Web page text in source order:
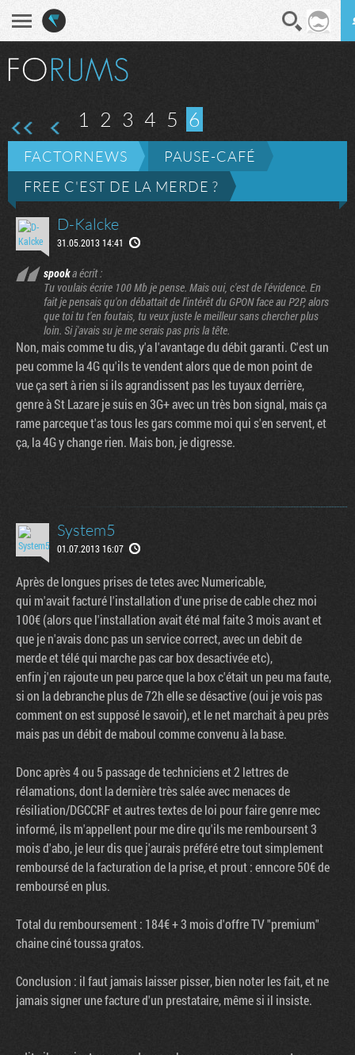
1 2 3 4 5 6
FACTORNEWS
PAUSE-CAFÉ
FREE C'EST DE LA MERDE ?
D-Kalcke
31.05.2013 14:41
spooka écrit :
Tu voulais écrire 100 Mb je pense. Mais oui, c'est de l'évidence. En
fait je pensais qu'on débattait de l'intérêt du GPON face au P2P, alors
que toi tu t'en foutais, tu veux juste le meilleur sans chercher plus
loin. Si j'avais su je me serais pas pris la tête.
Non, mais comme tu dis, y'a l'avantage du débit garanti. C'est un
peu comme la 4G qu'ils te vendent alors que de mon point de
vue ça sert à rien si ils agrandissent pas les tuyaux derrière,
genre à St Lazare je suis en 3G+ avec un très bon signal, mais ça
rame parceque t'as tous les gars comme moi qui s'en servent, et
ça, la 4G y change rien. Mais bon, je digresse.
System5
01.07.2013 16:07
Après de longues prises de tetes avec Numericable,
qui m'avait facturé l'installation d'une prise de cable chez moi
100€ (alors que l'installation avait été mal faite 3 mois avant et
que je n'avais donc pas un service correct, avec un debit de
merde et télé qui marche pas car box desactivée etc),
enfin j'en rajoute un peu parce que la box c'était un peu ma faute,
si on la debranche plus de 72h elle se désactive (oui je vois pas
comment on est supposé le savoir), et le net marchait à peu près
mais pas un débit de maboul comme convenu à la base.
Donc après 4 ou 5 passage de techniciens et 2 lettres de
rélamations, dont la dernière très salée avec menaces de
résiliation/DGCCRF et autres textes de loi pour faire genre mec
informé, ils m'appellent pour me dire qu'ils me remboursent 3
mois d'abo, je leur dis que j'aurais préféré etre tout simplement
remboursé de la facturation de la prise, et prout : enncore 50€ de
remboursé en plus.
Total du remboursement : 184€ + 3 mois d'offre TV "premium"
chaine ciné toussa gratos.
Conclusion : il faut jamais laisser pisser, bien noter les fait, et ne
jamais signer une facture d'un prestataire, même si il insiste.